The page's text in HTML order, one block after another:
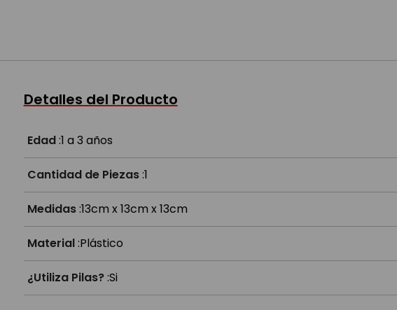
Detalles del Producto
Edad:1 a 3 años
Cantidad de Piezas:1
Medidas:13cm x 13cm x 13cm
Material:Plástico
¿Utiliza Pilas?:Si